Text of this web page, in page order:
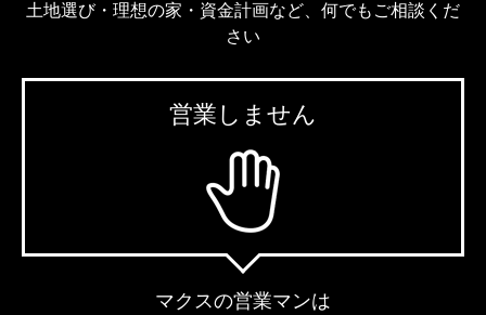
土地選び・理想の家・資金計画など、何でもご相談くだ
さい
営業しません
マクスの営業マンは